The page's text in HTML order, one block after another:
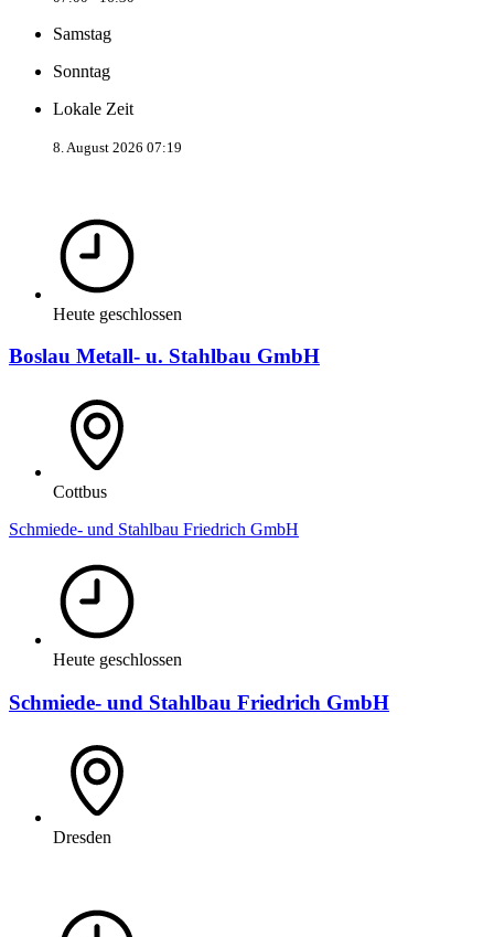
Samstag
Sonntag
Lokale Zeit
8. August 2026 07:19
Heute geschlossen
Boslau Metall- u. Stahlbau GmbH
Cottbus
Schmiede- und Stahlbau Friedrich GmbH
Heute geschlossen
Schmiede- und Stahlbau Friedrich GmbH
Dresden